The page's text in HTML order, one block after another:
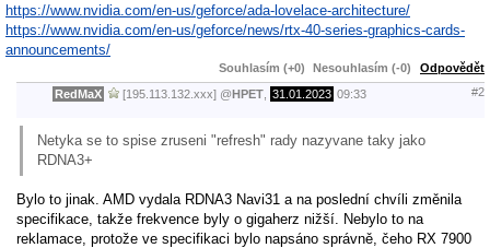
https://www.nvidia.com/en-us/geforce/ada-lovelace-architecture/
https://www.nvidia.com/en-us/geforce/news/rtx-40-series-graphics-cards-
announcements/
Souhlasím (+0) Nesouhlasím (-0) Odpovědět
RedMaX [195.113.132.xxx] @HPET 31.01.2023 09:33 #2
Netyka se to spise zruseni "refresh" rady nazyvane taky jako
RDNA3+
Bylo to jinak. AMD vydala RDNA3 Navi31 a na poslední chvíli změnila
specifikace, takže frekvence byly o gigaherz nižší. Nebylo to na
reklamace, protože ve specifikaci bylo napsáno správně, čeho RX 7900